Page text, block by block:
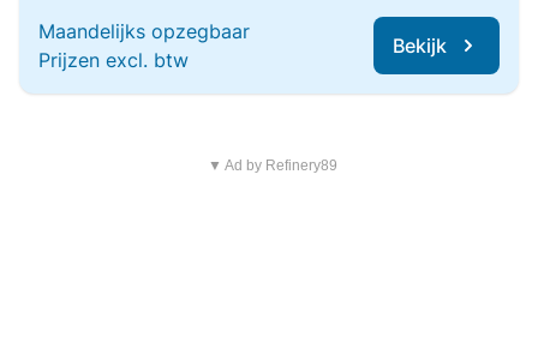
Maandelijks opzegbaar
Prijzen excl. btw
Bekijk
▼ Ad by Refinery89